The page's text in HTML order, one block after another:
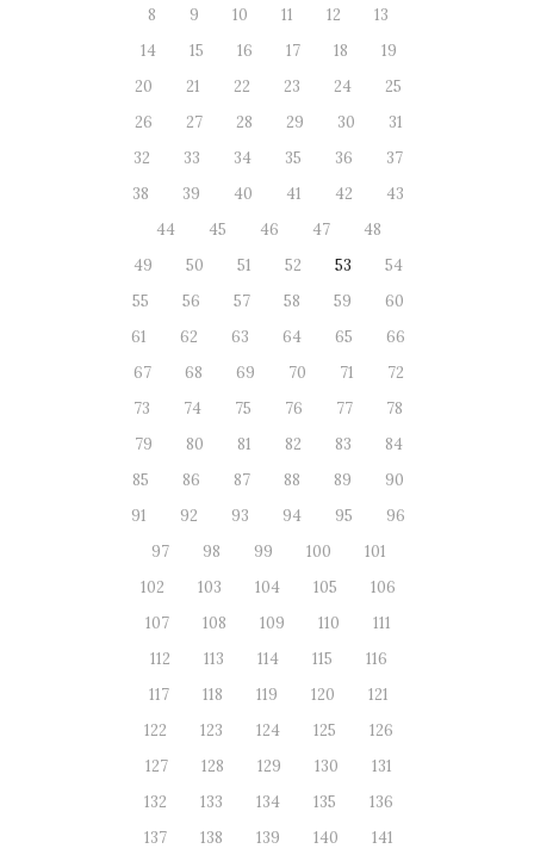
8 9 10 11 12
13
14
15 16 17 18
19
20
21 22 23 24
25
26
27 28 29 30
31
32
33 34 35 36
37
38
39 40 41 42
43
44
45 46 47
48
49
50 51 52 53
54
55
56 57 58 59
60
61
62 63 64 65
66
67
68 69 70 71
72
73
74 75 76 77
78
79
80 81 82 83
84
85
86 87 88 89
90
91
92 93 94 95
96
97
98 99 100
101
102
103 104 105
106
107
108 109 110
111
112
113 114 115
116
117
118 119 120
121
122
123 124 125
126
127
128 129 130
131
132
133 134 135
136
137
138 139 140
141